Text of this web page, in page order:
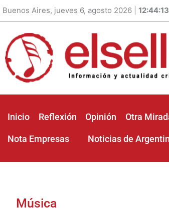
Buenos Aires, jueves 6, agosto 2026 | 12:44:15
Inicio Reflexión Opinión Otra
Nota Empresas Noticias de
Música